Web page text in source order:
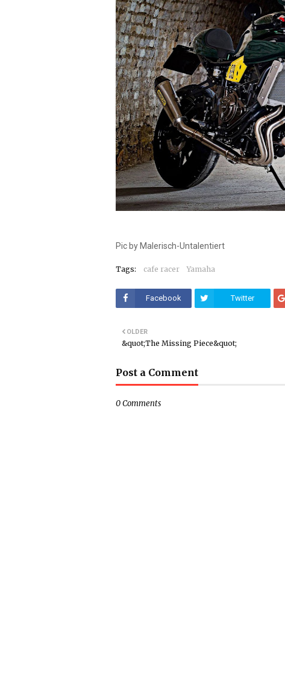
Pic by Malerisch-Untalentiert
Tags: cafe racer Yamaha
Facebook Twitter
OLDER
&quot;The Missing Piece&quot;
Post a Comment
0 Comments